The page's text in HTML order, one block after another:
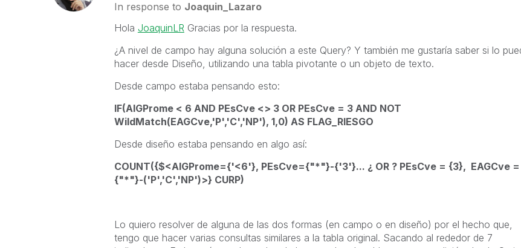
In response to Joaquin_Lazaro
Hola JoaquinLRGracias por la respuesta.
¿A nivel de campo hay alguna solución a este Query? Y también me gustaría saber si lo
hacer desde Diseño, utilizando una tabla pivotante o un objeto de texto.
Desde campo estaba pensando esto:
IF(AlGProme < 6 AND PEsCve <> 3 OR PEsCve = 3 AND NOT
WildMatch(EAGCve,'P','C','NP'), 1,0) AS FLAG_RIESGO
Desde diseño estaba pensando en algo así:
COUNT({$<AlGProme={'<6'}, PEsCve={"*"}-{'3'}... ¿ OR ? PEsCve = {3}, EAGCve =
{"*"}-('P','C','NP')>} CURP)
Lo quiero resolver de alguna de las dos formas (en campo o en diseño) por el hecho que,
tengo que hacer varias consultas similares a la tabla original. Sacando al rededor de 7